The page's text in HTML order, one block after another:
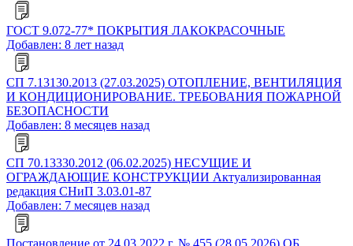
ГОСТ 9.072-77* ПОКРЫТИЯ ЛАКОКРАСОЧНЫЕ
Добавлен: 8 лет назад
СП 7.13130.2013 (27.03.2025) ОТОПЛЕНИЕ, ВЕНТИЛЯЦИЯ
И КОНДИЦИОНИРОВАНИЕ. ТРЕБОВАНИЯ ПОЖАРНОЙ
БЕЗОПАСНОСТИ
Добавлен: 8 месяцев назад
СП 70.13330.2012 (06.02.2025) НЕСУЩИЕ И
ОГРАЖДАЮЩИЕ КОНСТРУКЦИИ Актуализированная
редакция СНиП 3.03.01-87
Добавлен: 7 месяцев назад
Постановление от 24.03.2022 г. № 455 (28.05.2026) ОБ